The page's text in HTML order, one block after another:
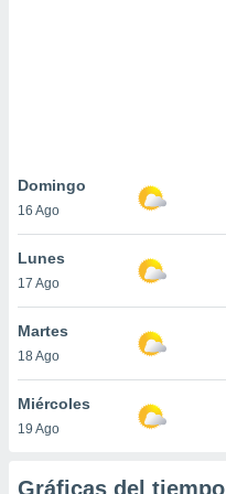
únicos
similares
como
IP
posible
traten tus
en
Para
Domingo
16 Ago
Lunes
17 Ago
Martes
18 Ago
Miércoles
19 Ago
Gráficas del tiempo